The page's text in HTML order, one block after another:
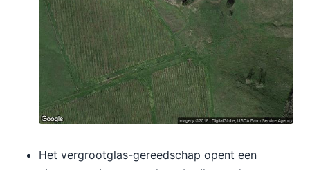
Het vergrootglas-gereedschap opent een